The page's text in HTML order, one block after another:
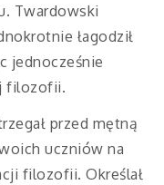
Twardowski
łagodził
jednocześnie
filozofii.
przed mętną
uczniów na
filozofii. Określał